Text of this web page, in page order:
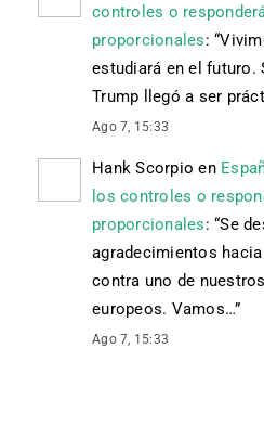
controles o
proporcionales: “
estudiará en el futuro.
Trump llegó a ser
Ago 7, 15:33
Hank Scorpio en
los controles o
proporcionales: “Se
agradecimientos
contra uno de
europeos. Vamos…”
Ago 7, 15:33